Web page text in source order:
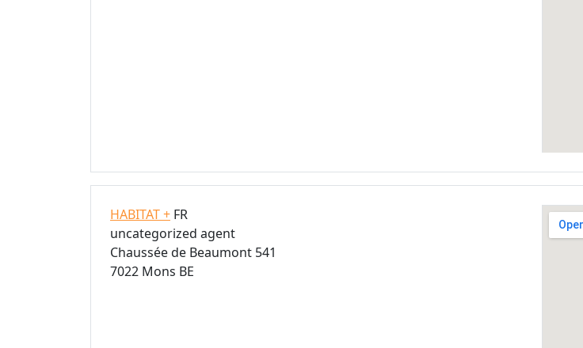
HABITAT + FR
uncategorized agent
Chaussée de Beaumont 541
7022 Mons BE